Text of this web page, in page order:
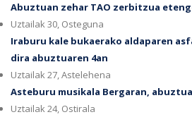
Abuztuan zehar TAO zerbitzua
Uztailak 30, Osteguna
Iraburu kale bukaerako aldaparen
dira abuztuaren 4an
Uztailak 27, Astelehena
Asteburu musikala Bergaran,
Uztailak 24, Ostirala